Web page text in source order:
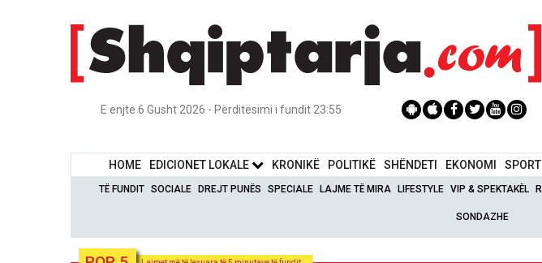
E enjte 6 Gusht 2026 - Përditësimi i fundit 23:55
HOME EDICIONET LOKALE KRONIKË POLITIKË SHËNDETI EKONOMI SPORT
TË FUNDIT SOCIALE DREJT PUNËS SPECIALE LAJME TË MIRA LIFESTYLE VIP & SPEKTAKËL
SONDAZHE